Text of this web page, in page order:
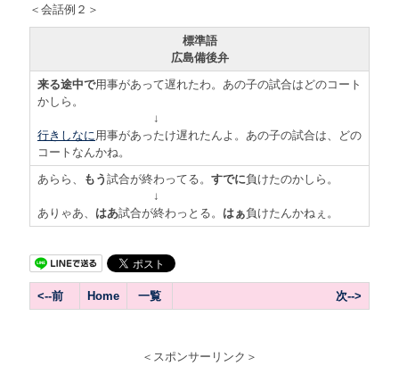
＜会話例２＞
標準語
広島備後弁
来る途中で用事があって遅れたわ。あの子の試合はどのコート
かしら。
↓
行きしなに用事があったけ遅れたんよ。あの子の試合は、どの
コートなんかね。
あらら、
もう 試合が終わってる。 すでに負けたのかしら。
↓
ありゃあ、 はあ試合が終わっとる。 はぁ負けたんかねぇ。
<--前 Home 一覧 次-->
＜スポンサーリンク＞